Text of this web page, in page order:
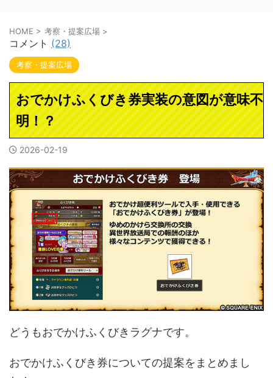
HOME > 考察・提案広場 >
コメント (28)
考察・提案広場
おでかけふくびき券実装の意図が意味不
明！？
2026-02-19
どうもおでかけふくびきラグナです。
おでかけふくびき券についての提案をまとめまし